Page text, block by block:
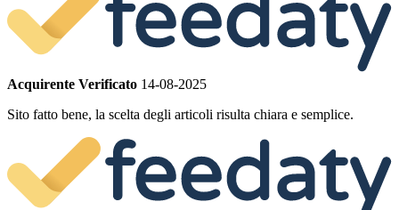
Acquirente Verificato 14-08-2025
Sito fatto bene, la scelta degli articoli risulta chiara e semplice.